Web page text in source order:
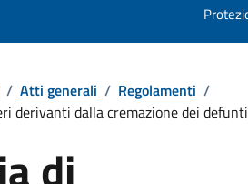
/ Atti generali / Regolamenti /
derivanti dalla cremazione dei defunti